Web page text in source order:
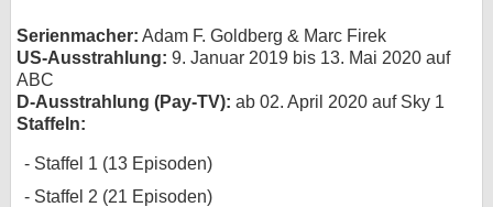
Serienmacher: Adam F. Goldberg & Marc Firek
US-Ausstrahlung: 9. Januar 2019 bis 13. Mai 2020 auf
ABC
D-Ausstrahlung (Pay-TV): ab 02. April 2020 auf Sky 1
Staffeln:
Staffel 1 (13 Episoden)
Staffel 2 (21 Episoden)